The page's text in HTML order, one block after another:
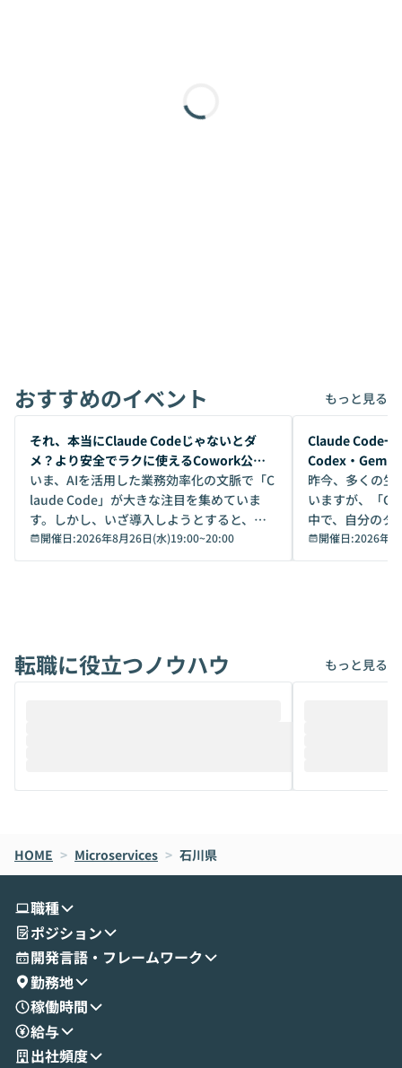
おすすめのイベント もっと見る
開催前
それ、本当にClaude Codeじゃないとダ
メ？より安全でラクに使えるCowork公開
デモ
いま、AIを活用した業務効率化の文脈で「C
laude Code」が大きな注目を集めていま
す。しかし、いざ導入しようとすると、セ
キュリティ面の懸念や権限管理のハードル
から、気軽に使えないケースも多いのでは
けでなく、想像以上の範囲まで自動化でき
ることは、まだあまり知られていません。
メルカリでの判断基準をもとに「なぜClau
oworkの基本的な機能をご紹介いただきま
す。 続く公開デモでは、実際にCoworkを
せいただきます。数分でワークフローが完
成する手軽さや、Gmail等の外部サービス
とセキュアに連携できるポイントなど、実
演を通じて具体的なイメージをお届けしま
す。 後半のディスカッションでは、セキュ
リティの考え方や社内導入の進め方など、
現場目線でさらに深掘りしていきます。
「自分の業務をAIで自動化してみたいけ
開催日:2026年8月26日(水)19:00~20:00
開催前
Claude Code一
Codex・
昨今、多くの生
いますが、「
中で、自分のタ
いいのか」を自
か？ 「なんとなく誰かが良いと言っていた
は、評判では
ているAIを選ぶこ
それぞれの本当
ント構築の最前
開催日:2026年8
転職に役立つノウハウ もっと見る
HOME > Microservices > 石川県
職種
ポジション
開発言語・フレームワーク
勤務地
稼働時間
給与
出社頻度